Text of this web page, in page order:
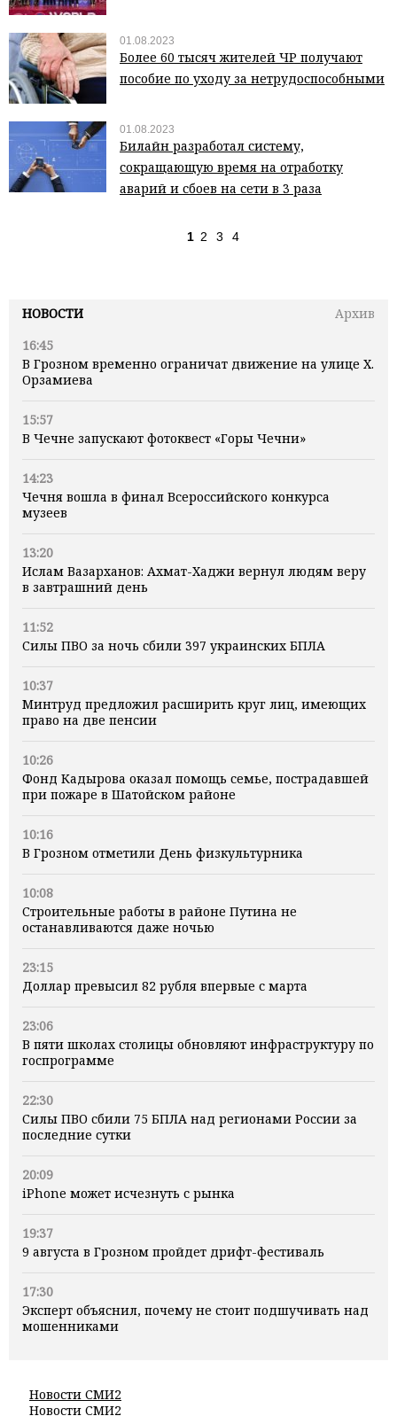
НОВОСТИ
Архив
16:45
В Грозном временно ограничат движение на улице Х.
Орзамиева
15:57
В Чечне запускают фотоквест «Горы Чечни»
14:23
Чечня вошла в финал Всероссийского конкурса
музеев
13:20
Ислам Вазарханов: Ахмат-Хаджи вернул людям веру
в завтрашний день
11:52
Силы ПВО за ночь сбили 397 украинских БПЛА
10:37
Минтруд предложил расширить круг лиц, имеющих
право на две пенсии
10:26
Фонд Кадырова оказал помощь семье, пострадавшей
при пожаре в Шатойском районе
10:16
В Грозном отметили День физкультурника
10:08
Строительные работы в районе Путина не
останавливаются даже ночью
23:15
Доллар превысил 82 рубля впервые с марта
23:06
В пяти школах столицы обновляют инфраструктуру по
госпрограмме
22:30
Силы ПВО сбили 75 БПЛА над регионами России за
последние сутки
20:09
iPhone может исчезнуть с рынка
19:37
9 августа в Грозном пройдет дрифт-фестиваль
17:30
Эксперт объяснил, почему не стоит подшучивать над
мошенниками
Новости СМИ2
Новости СМИ2
01.08.2023
Более 60 тысяч жителей ЧР получают
пособие по уходу за нетрудоспособными
01.08.2023
Билайн разработал систему,
сокращающую время на отработку
аварий и сбоев на сети в 3 раза
1 2 3 4